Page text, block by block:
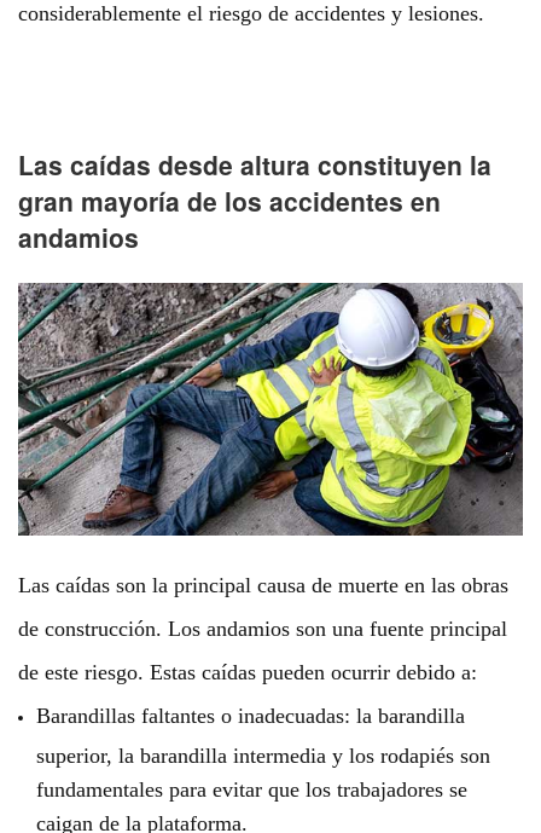
considerablemente el riesgo de accidentes y lesiones.
Las caídas desde altura constituyen la
gran mayoría de los accidentes en
andamios
Las caídas son la principal causa de muerte en las obras
de construcción. Los andamios son una fuente principal
de este riesgo. Estas caídas pueden ocurrir debido a:
Barandillas faltantes o inadecuadas: la barandilla
superior, la barandilla intermedia y los rodapiés son
fundamentales para evitar que los trabajadores se
caigan de la plataforma.